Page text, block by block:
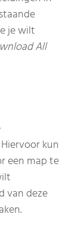
je wilt
All
kun
een map te
van deze